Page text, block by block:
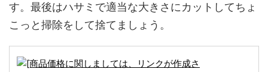
す。最後はハサミで適当な大きさにカットしてちょ
こっと掃除をして捨てましょう。